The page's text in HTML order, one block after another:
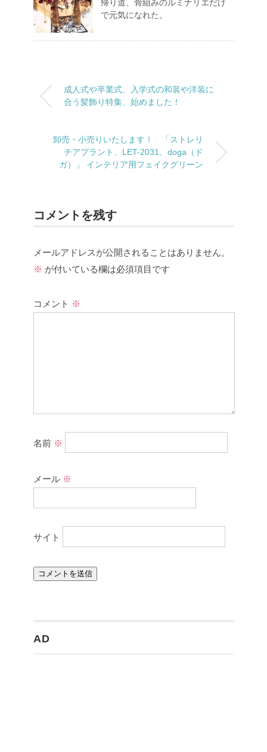
帰り道、骨組みのルミナリエだけ
で元気になれた。
成人式や卒業式、入学式の和装や洋装に
合う髪飾り特集、始めました！
卸売・小売りいたします！ 「ストレリ
チアプラント、LET-2031、doga（ド
ガ）」 インテリア用フェイクグリーン
コメントを残す
メールアドレスが公開されることはありません。
※ が付いている欄は必須項目です
コメント ※
名前 ※
メール ※
サイト
AD